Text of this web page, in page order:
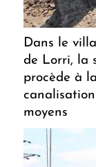
Dans le
de Lorri, la
procède à
moyens